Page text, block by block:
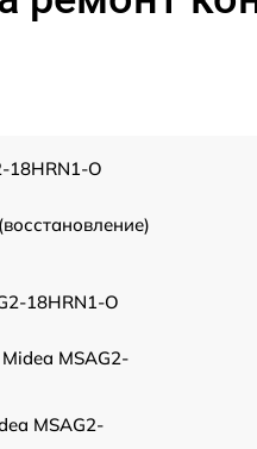
18HRN1-O
18HRN1-O
MSAG2-
MSAG2-